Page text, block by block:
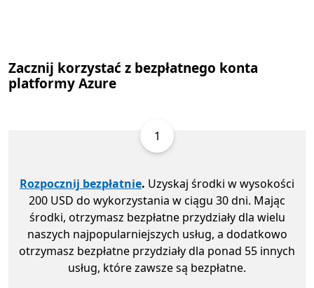
Zacznij korzystać z bezpłatnego konta
platformy Azure
1
Rozpocznij bezpłatnie. Uzyskaj środki w wysokości
200 USD do wykorzystania w ciągu 30 dni. Mając
środki, otrzymasz bezpłatne przydziały dla wielu
naszych najpopularniejszych usług, a dodatkowo
otrzymasz bezpłatne przydziały dla ponad 55 innych
usług, które zawsze są bezpłatne.